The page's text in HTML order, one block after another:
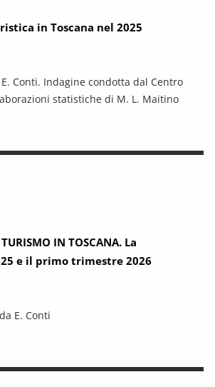
in Toscana nel 2025
Conti. Indagine condotta dal Centro
statistiche di M. L. Maitino
in Toscana nel 2025
IN TOSCANA. La
e il primo trimestre 2026
E. Conti
IN TOSCANA. La congiuntura 2025 e il